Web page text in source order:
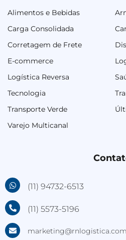
Alimentos e Bebidas
Carga Consolidada
Corretagem de Frete
E-commerce
Logística Reversa
Tecnologia
Transporte Verde
Varejo Multicanal
(11) 94732-6513
(11) 5573-5196